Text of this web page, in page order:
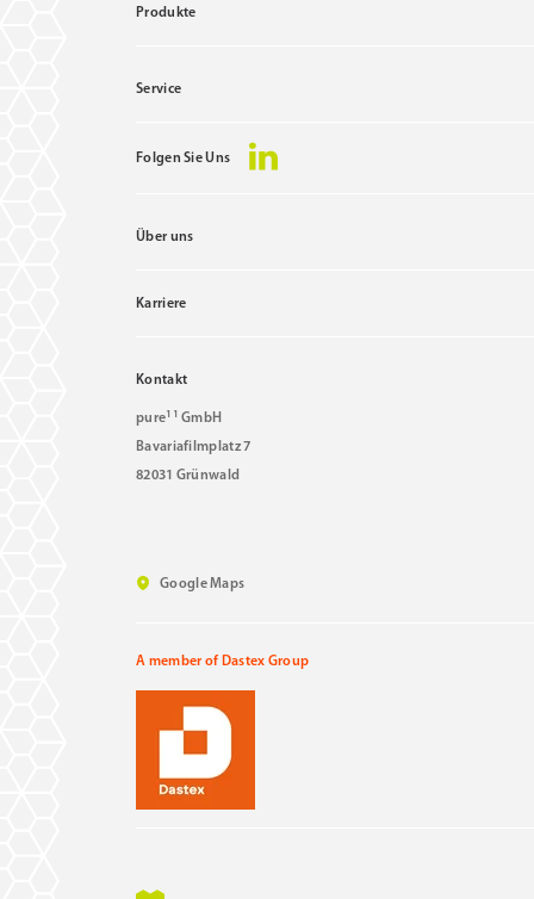
Produkte
Service
Folgen Sie Uns
Über uns
Karriere
Kontakt
pure11 GmbH
Bavariafilmplatz 7
82031 Grünwald
Google Maps
A member of Dastex Group